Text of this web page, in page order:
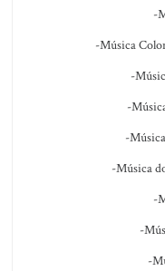
-
-Música
-
-
-
-Música
-
-
-